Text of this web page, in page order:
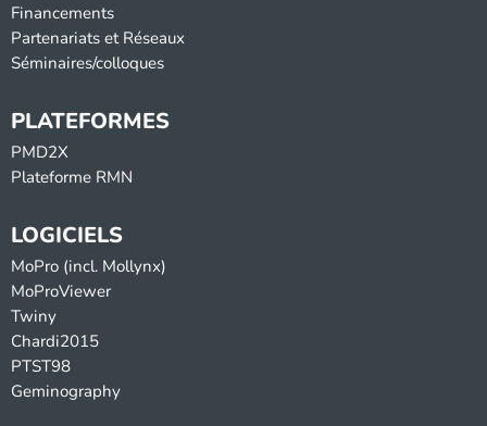
Financements
Partenariats et Réseaux
Séminaires/colloques
PLATEFORMES
PMD2X
Plateforme RMN
LOGICIELS
MoPro (incl. Mollynx)
MoProViewer
Twiny
Chardi2015
PTST98
Geminography